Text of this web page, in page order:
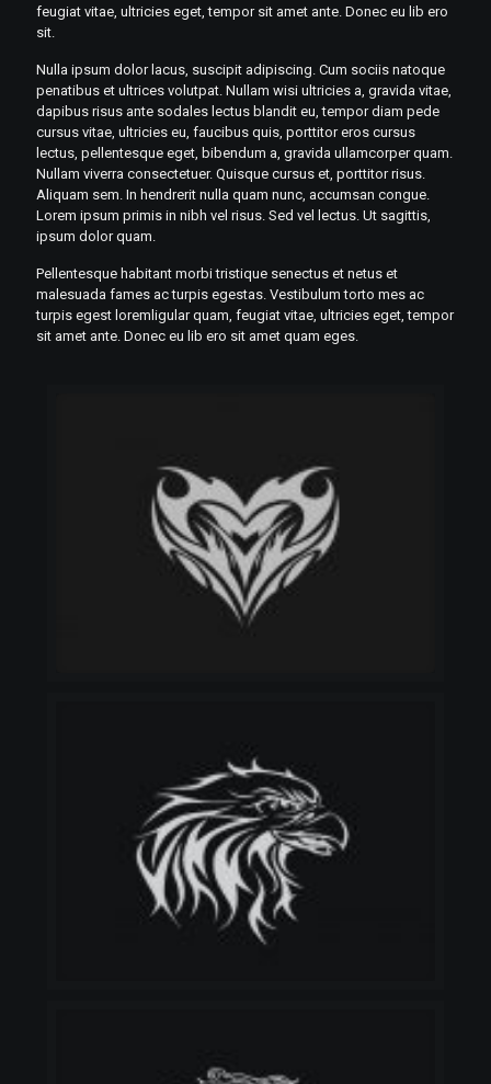
feugiat vitae, ultricies eget, tempor sit amet ante. Donec eu lib ero
sit.
Nulla ipsum dolor lacus, suscipit adipiscing. Cum sociis natoque
penatibus et ultrices volutpat. Nullam wisi ultricies a, gravida vitae,
dapibus risus ante sodales lectus blandit eu, tempor diam pede
cursus vitae, ultricies eu, faucibus quis, porttitor eros cursus
lectus, pellentesque eget, bibendum a, gravida ullamcorper quam.
Nullam viverra consectetuer. Quisque cursus et, porttitor risus.
Aliquam sem. In hendrerit nulla quam nunc, accumsan congue.
Lorem ipsum primis in nibh vel risus. Sed vel lectus. Ut sagittis,
ipsum dolor quam.
Pellentesque habitant morbi tristique senectus et netus et
malesuada fames ac turpis egestas. Vestibulum torto mes ac
turpis egest loremligular quam, feugiat vitae, ultricies eget, tempor
sit amet ante. Donec eu lib ero sit amet quam eges.